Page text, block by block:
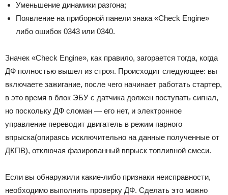
Уменьшение динамики разгона;
Появление на приборной панели знака «Check Engine»
либо ошибок 0343 или 0340.
Значек «Check Engine», как правило, загорается тогда, когда
ДФ полностью вышел из строя. Происходит следующее: вы
включаете зажигание, после чего начинает работать стартер,
в это время в блок ЭБУ с датчика должен поступать сигнал,
но поскольку ДФ сломан — его нет, и электронное
управление переводит двигатель в режим парного
впрыска(опираясь исключительно на данные полученные от
ДКПВ), отключая фазированный впрыск топливной смеси.
Если вы обнаружили какие-либо признаки неисправности,
необходимо выполнить проверку ДФ. Сделать это можно